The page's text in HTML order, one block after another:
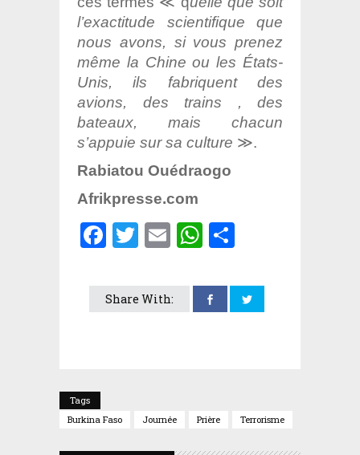
l’exactitude scientifique que
nous avons, si vous prenez
même la Chine ou les États-
Unis, ils fabriquent des
avions, des trains , des
bateaux, mais chacun
s’appuie sur sa culture ≫.
Rabiatou Ouédraogo
Afrikpresse.com
Facebook
Twitter
EmailWhatsApp
Share With:
Tags
Burkina Faso
Journée Prière Terrorisme